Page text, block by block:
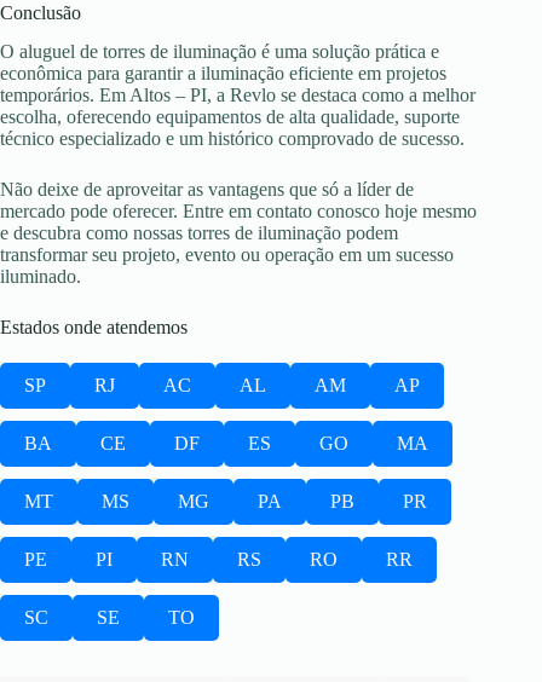
Conclusão
O aluguel de torres de iluminação é uma solução prática e
econômica para garantir a iluminação eficiente em projetos
temporários. Em Altos – PI, a Revlo se destaca como a melhor
escolha, oferecendo equipamentos de alta qualidade, suporte
técnico especializado e um histórico comprovado de sucesso.
Não deixe de aproveitar as vantagens que só a líder de
mercado pode oferecer. Entre em contato conosco hoje mesmo
e descubra como nossas torres de iluminação podem
transformar seu projeto, evento ou operação em um sucesso
iluminado.
Estados onde atendemos
SP RJ AC AL AM AP
BA CE DF ES GO MA
MT MS MG PA PB PR
PE PI RN RS RO RR
SC SE TO